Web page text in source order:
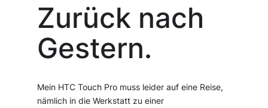
Zurück nach
Gestern.
Mein HTC Touch Pro muss leider auf eine Reise,
nämlich in die Werkstatt zu einer